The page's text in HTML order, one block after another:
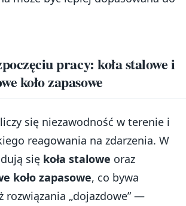
pracy: koła stalowe i
koło zapasowe
się niezawodność w terenie i
reagowania na zdarzenia. W
się koła stalowe oraz
koło zapasowe, co bywa
rozwiązania „dojazdowe” —